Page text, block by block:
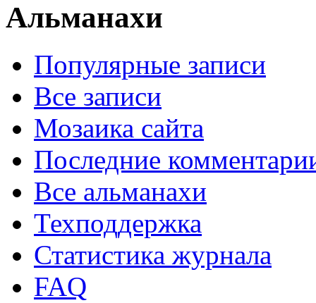
Альманахи
Популярные записи
Все записи
Мозаика сайта
Последние
Все альманахи
Техподдержка
Статистика журнала
FAQ